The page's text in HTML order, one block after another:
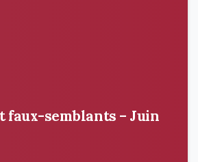
faux-semblants – Juin